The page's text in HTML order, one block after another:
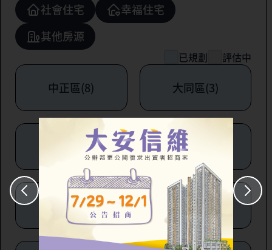
社會住宅
幸福住宅
其他房源
已規劃 評估中
中正區(8) 大同區(3)
中山區(6) 松山區(1)
大安區(7) 萬華區(1)